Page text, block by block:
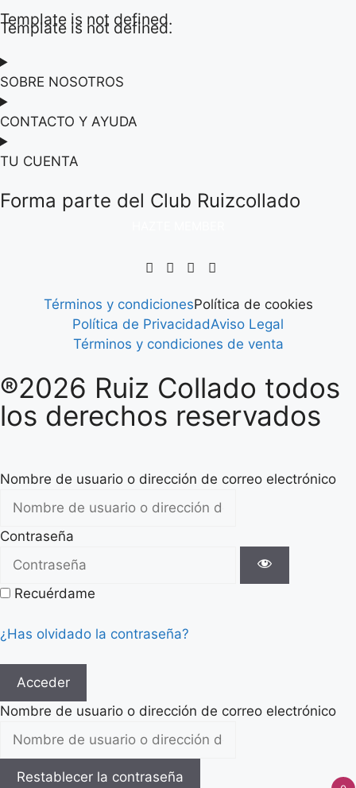
Template is not defined.
Template is not defined.
SOBRE NOSOTROS
CONTACTO Y AYUDA
TU CUENTA
Forma parte del Club Ruizcollado
Términos y condicionesPolítica de cookies
Política de PrivacidadAviso Legal
Términos y condiciones de venta
®2026 Ruiz Collado todos
los derechos reservados
Nombre de usuario o dirección de correo electrónico
Contraseña
Recuérdame
¿Has olvidado la contraseña?
Acceder
Nombre de usuario o dirección de correo electrónico
Restablecer la contraseña